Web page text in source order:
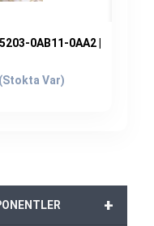
0AB11-0AA2 |
Şu
+